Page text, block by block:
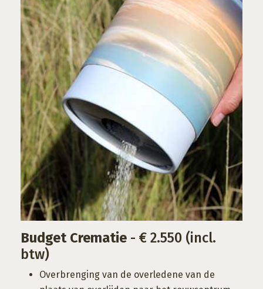
Budget Crematie - € 2.550 (incl.
btw)
Overbrenging van de overledene van de